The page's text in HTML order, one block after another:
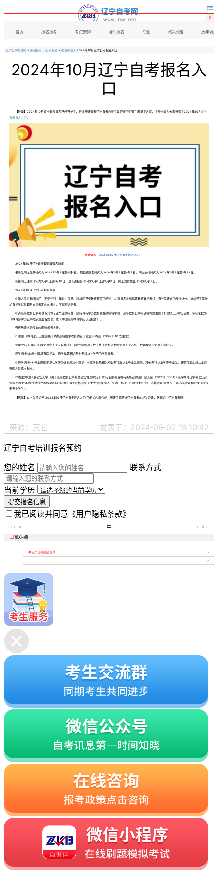

首页 报名报考 考试安排 培训报名 专业 政策公告 历年真题

辽宁自学考试网 > 报名报考 > 自考报名 > 报名网址 > 2024年10月辽宁自考报名入口
2024年10月辽宁自考报名入
口
【导读】2024年10月辽宁自考报名已经开始了，很多想要报考辽宁自考的考生是否还不知道在哪里报名呢，今天小编为大家整理了2024年10月辽宁
自考报名入口。
点击进入： 2024年10月辽宁自考报名入口
2024年10月辽宁自考理论课报名时间
老考生网上注册时间为2024年9月1日至9月5日，理论课报名时间为2024年9月1日至9月5日，网上支付时间为2024年9月1日至9月12日。
新生网上注册时间为9月6日至9月10日，理论课报名时间为9月6日至9月10日，网上支付截止时间为9月12日。
2024年10月辽宁自考报名条件
中华人民共和国公民，不受性别、年龄、民族、种族和已受教育程度的限制，均可报名参加高等教育自学考试，有特殊要求的专业除外。被给予暂停参
加自学考试处理且在停考期内的考生，不得报名报考。
申请高等教育自学考试专升本专业毕业的考生，须持具有学历教育资格的高等学校、高等教育自学考试机构颁发的专科(或以上)学历证书，审核依据为
《教育部学历证书电子注册备案表》或《中国高等教育学历认证报告》。
有特殊要求的专业的限制报考条件：
(1)根据《教育部、卫生部关于举办高等医学教育的若干意见》(教高〔2002〕10号)要求：
护理学(专升本)专业限护理学专业专科毕业且目前在岗的具有护士执业资格证书的护理专业人员、护理教师及护理干部报考。
药学(专升本)专业限具有医学类、药学类等相关专业专科以上学历的学员报考。
中药学(专升本)专业限国家承认学历的各类高校中药学、中医学类及相关专业专科及以上毕业生报考，其他专科以上学历毕业生，已取得卫生类执业资
格的人员也可报考。
(2)根据中国人民公安大学《关于高等教育自学考试公安管理学(专升本)专业报考资格有关事宜的函》(公大函〔2023〕365号),高等教育自学考试公安
管理学(专升本)专业(专业代码030612TK)考生报考资格由原“公安干警(含铁路、交通、林业、民航公安民警)、武装警察”调整为“在职人民警察和公安院校公
安专业学生”。
【结尾】以上就是关于“2024年10月辽宁自考报名入口”的相关内容介绍，想要了解更多辽宁自考的相关资讯，敬请关注辽宁自考网!
来源：其它 发表于：2024-09-02 19:10:42
辽宁自考培训报名预约
您的姓名
联系方式
当前学历
提交报名信息
我已阅读并同意 《用户隐私条款》
< 上一章  下一章 >
 相关内容
辽宁自考成绩查询
1